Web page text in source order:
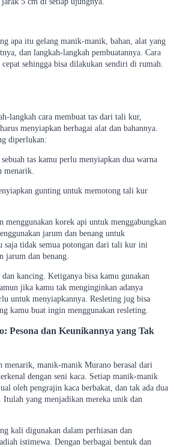
apa itu gelang manik-manik, bahan, alat yang
dan langkah-langkah pembuatannya. Cara
sehingga bisa dilakukan sendiri di rumah.
langkah cara membuat tas dari tali kur,
menyiapkan berbagai alat dan bahannya.
diperlukan:
tas kamu perlu menyiapkan dua warna
menarik.
gunting untuk memotong tali kur
menggunakan korek api untuk menggabungkan
jarum dan benang untuk
saja tidak semua potongan dari tali kur ini
jarum dan benang.
kancing. Ketiganya bisa kamu gunakan
jika kamu tak menginginkan adanya
untuk menyiapkannya. Resleting jug bisa
kamu buat ingin menggunakan resleting.
Pesona dan Keunikannya yang Tak
menarik, manik-manik Murano berasal dari
dengan seni kaca. Setiap manik-manik
oleh pengrajin kaca berbakat, dan tak ada dua
Itulah yang menjadikan mereka unik dan
kali digunakan dalam perhiasan dan
istimewa. Dengan berbagai bentuk dan